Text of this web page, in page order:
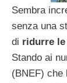
Sembra
senza una
di ridurre
Stando ai
(BNEF) che